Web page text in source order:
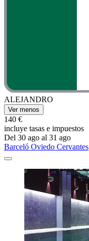
ALEJANDRO
Ver menos
140 €
incluye tasas e impuestos
Del 30 ago al 31 ago
Barceló Oviedo Cervantes